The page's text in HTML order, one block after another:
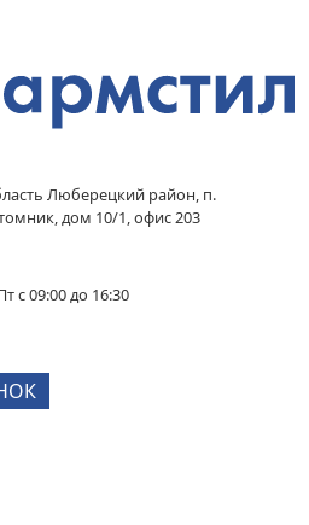
Люберецкий район, п.
дом 10/1, офис 203
с 09:00 до 16:30